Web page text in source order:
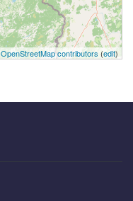
OpenStreetMap contributors (edit)